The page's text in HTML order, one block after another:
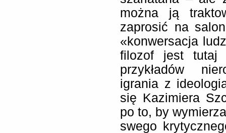
można ją
zaprosić na
«konwersacja
filozof jest tutaj
przykładów
igrania z
się Kazimiera
po to, by
swego